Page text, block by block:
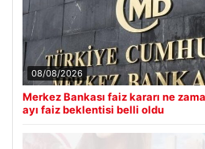
08/08/2026
Merkez Bankası faiz kararı ne
ayı faiz beklentisi belli oldu